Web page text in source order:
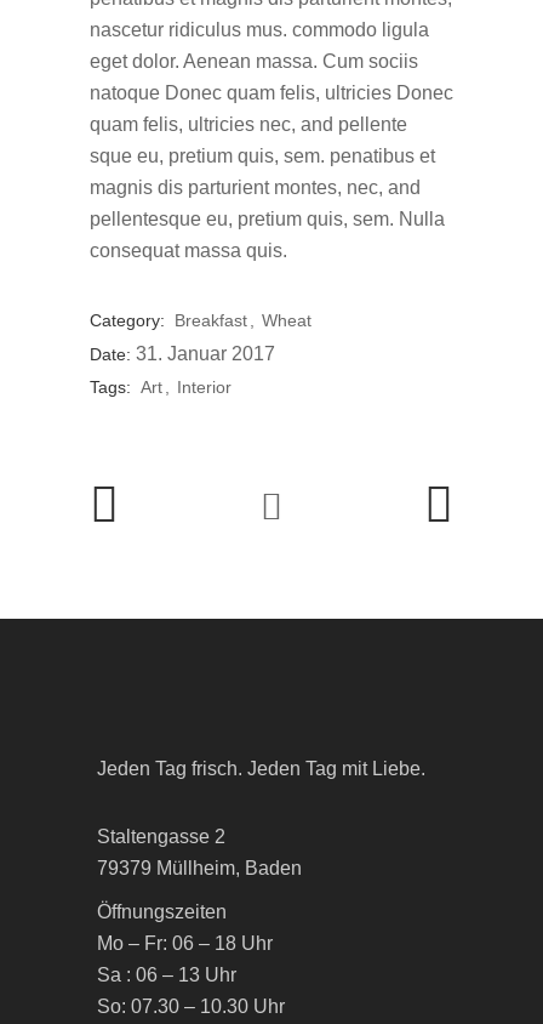
nascetur ridiculus mus. commodo ligula
eget dolor. Aenean massa. Cum sociis
natoque Donec quam felis, ultricies Donec
quam felis, ultricies nec, and pellente
sque eu, pretium quis, sem. penatibus et
magnis dis parturient montes, nec, and
pellentesque eu, pretium quis, sem. Nulla
consequat massa quis.
Category: Breakfast
Wheat
Date: 31. Januar 2017
Tags: Art Interior
Jeden Tag frisch. Jeden Tag mit Liebe.
Staltengasse 2
79379 Müllheim, Baden
Öffnungszeiten
Mo – Fr: 06 – 18 Uhr
Sa : 06 – 13 Uhr
So: 07.30 – 10.30 Uhr